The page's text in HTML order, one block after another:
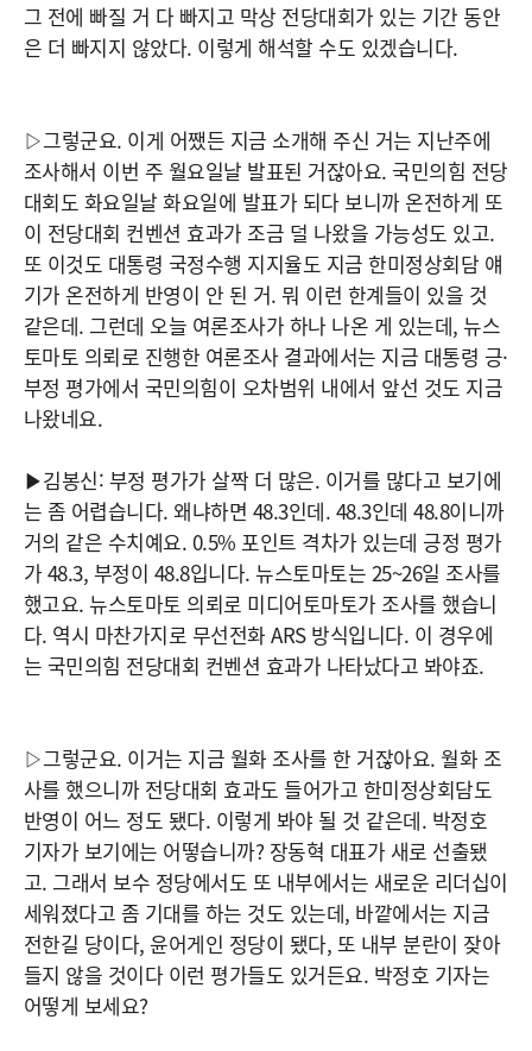
그 전에 빠질 거 다 빠지고 막상 전당대회가 있는 기간 동안
은 더 빠지지 않았다. 이렇게 해석할 수도 있겠습니다.
▷그렇군요. 이게 어쨌든 지금 소개해 주신 거는 지난주에
조사해서 이번 주 월요일날 발표된 거잖아요. 국민의힘 전당
대회도 화요일날 화요일에 발표가 되다 보니까 온전하게 또
이 전당대회 컨벤션 효과가 조금 덜 나왔을 가능성도 있고.
또 이것도 대통령 국정수행 지지율도 지금 한미정상회담 얘
기가 온전하게 반영이 안 된 거. 뭐 이런 한계들이 있을 것
같은데. 그런데 오늘 여론조사가 하나 나온 게 있는데, 뉴스
토마토 의뢰로 진행한 여론조사 결과에서는 지금 대통령 긍·
부정 평가에서 국민의힘이 오차범위 내에서 앞선 것도 지금
나왔네요.
▶김봉신: 부정 평가가 살짝 더 많은. 이거를 많다고 보기에
는 좀 어렵습니다. 왜냐하면 48.3인데. 48.3인데 48.8이니까
거의 같은 수치예요. 0.5% 포인트 격차가 있는데 긍정 평가
가 48.3, 부정이 48.8입니다. 뉴스토마토는 25~26일 조사를
했고요. 뉴스토마토 의뢰로 미디어토마토가 조사를 했습니
다. 역시 마찬가지로 무선전화 ARS 방식입니다. 이 경우에
는 국민의힘 전당대회 컨벤션 효과가 나타났다고 봐야죠.
▷그렇군요. 이거는 지금 월화 조사를 한 거잖아요. 월화 조
사를 했으니까 전당대회 효과도 들어가고 한미정상회담도
반영이 어느 정도 됐다. 이렇게 봐야 될 것 같은데. 박정호
기자가 보기에는 어떻습니까? 장동혁 대표가 새로 선출됐
고. 그래서 보수 정당에서도 또 내부에서는 새로운 리더십이
세워졌다고 좀 기대를 하는 것도 있는데, 바깥에서는 지금
전한길 당이다, 윤어게인 정당이 됐다, 또 내부 분란이 잦아
들지 않을 것이다 이런 평가들도 있거든요. 박정호 기자는
어떻게 보세요?